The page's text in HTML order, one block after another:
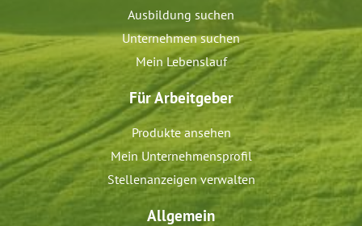
Ausbildung suchen
Unternehmen suchen
Mein Lebenslauf
Für Arbeitgeber
Produkte ansehen
Mein Unternehmensprofil
Stellenanzeigen verwalten
Allgemein